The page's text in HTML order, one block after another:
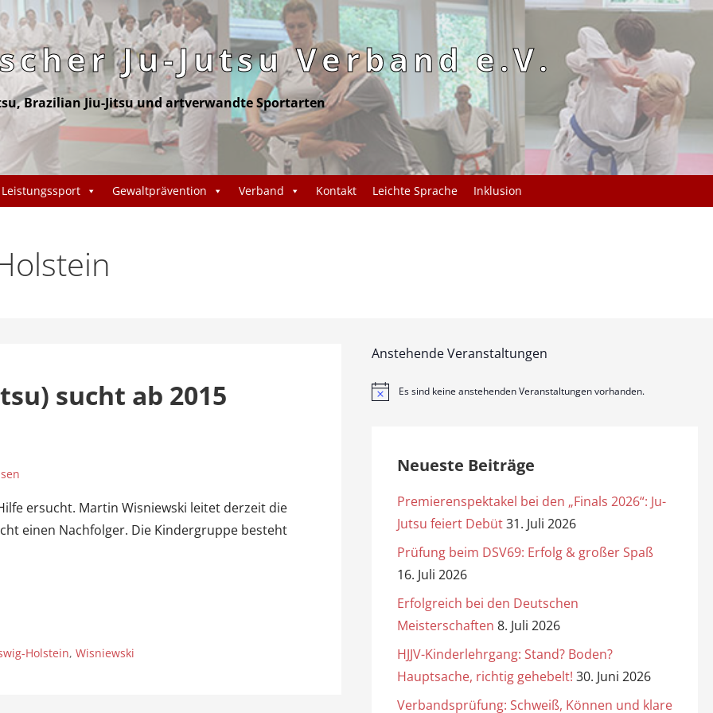
Ju-Jutsu Verband e.V.
Brazilian Jiu-Jitsu und artverwandte Sportarten
Leistungssport Gewaltprävention Verband Kontakt Leichte Sprache Inklusion
sucht ab 2015
ersucht. Martin Wisniewski leitet derzeit die
einen Nachfolger. Die Kindergruppe besteht
Holstein, Wisniewski
Anstehende Veranstaltungen
H
Es sind keine anstehenden Veranstaltungen vorhanden.
Neueste Beiträge
Premierenspektakel bei den „Finals 2026“: Ju-
Jutsu feiert Debüt31. Juli 2026
Prüfung beim DSV69: Erfolg & großer Spaß
16. Juli 2026
Erfolgreich bei den Deutschen
Meisterschaften 8. Juli 2026
HJJV-Kinderlehrgang: Stand? Boden?
Hauptsache, richtig gehebelt! 30. Juni 2026
Verbandsprüfung: Schweiß, Können und klare